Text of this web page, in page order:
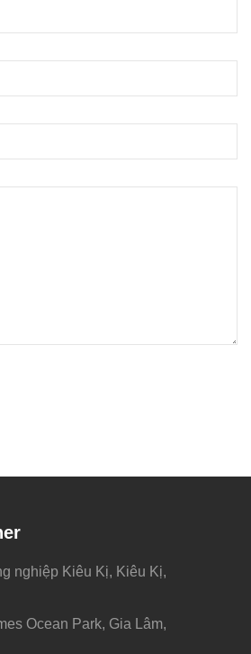
nghiệp Kiêu Kị, Kiêu Kị,
Ocean Park, Gia Lâm,